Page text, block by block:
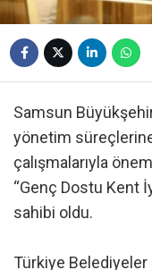
Samsun
yönetim süreçlerine
çalışmalarıyla
“Genç Dostu Kent
sahibi oldu.
Türkiye Belediyeler